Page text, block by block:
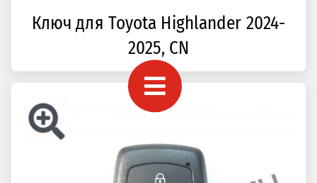
Ключ для Toyota Highlander 2024-
2025, CN